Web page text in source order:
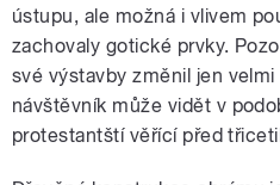
ústupu, ale možná i vlivem
zachovaly gotické prvky.
své výstavby změnil jen
návštěvník může vidět v
protestantští věřící před